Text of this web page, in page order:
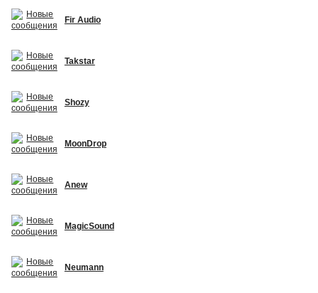
Fir Audio
Takstar
Shozy
MoonDrop
Anew
MagicSound
Neumann